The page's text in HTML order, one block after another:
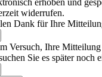
erhoben und
widerrufen.
Dank für Ihre
Versuch, Ihre
Sie es später noch